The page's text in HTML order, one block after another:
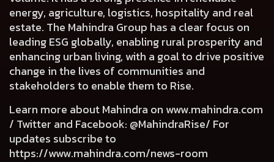
energy, agriculture, logistics, hospitality and real
estate. The Mahindra Group has a clear focus on
leading ESG globally, enabling rural prosperity and
enhancing urban living, with a goal to drive positive
change in the lives of communities and
stakeholders to enable them to Rise.
Learn more about Mahindra on www.mahindra.com
/ Twitter and Facebook: @MahindraRise/ For
updates subscribe to
https://www.mahindra.com/news-room